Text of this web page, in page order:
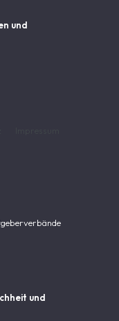
und
und